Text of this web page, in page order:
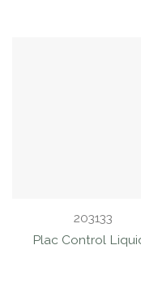
203133
Plac Control